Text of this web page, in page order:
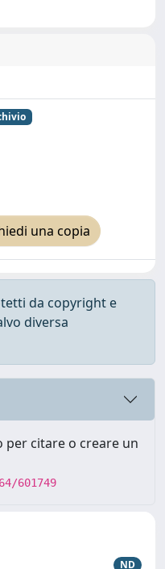
una copia
da copyright e
diversa
citare o creare un
601749
ND